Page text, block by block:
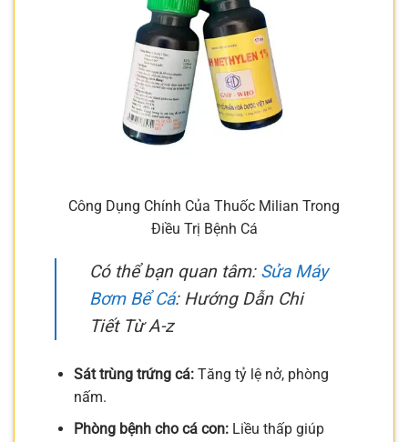
Công Dụng Chính Của Thuốc Milian Trong
Điều Trị Bệnh Cá
Có thể bạn quan tâm: Sửa Máy
Bơm Bể Cá: Hướng Dẫn Chi
Tiết Từ A-z
Sát trùng trứng cá:Tăng tỷ lệ nở, phòng
nấm.
Phòng bệnh cho cá con:Liều thấp giúp